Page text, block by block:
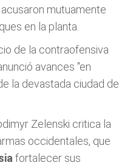
mutuamente
en la planta.
de la contraofensiva
avances "en
la devastada ciudad de
Zelenski critica la
occidentales, que
fortalecer sus